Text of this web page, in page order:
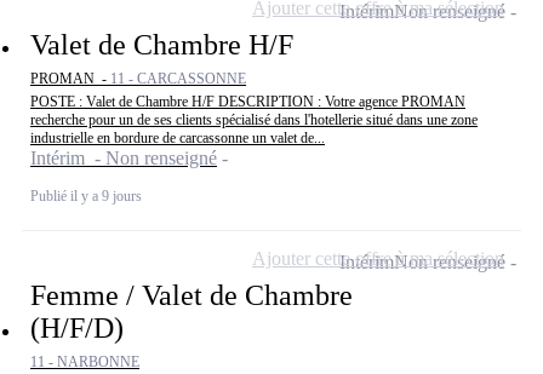
Valet de Chambre H/F
PROMAN - 11 - CARCASSONNE
POSTE : Valet de Chambre H/F DESCRIPTION : Votre agence PROMAN
recherche pour un de ses clients spécialisé dans l'hotellerie situé dans une zone
industrielle en bordure de carcassonne un valet de...
Intérim - Non renseigné
Publié il y a 9 jours
IntérimNon renseigné
Ajouter cette offre à ma sélection
Femme / Valet de Chambre
(H/F/D)
11 - NARBONNE
IntérimNon renseigné
Ajouter cette offre à ma sélection